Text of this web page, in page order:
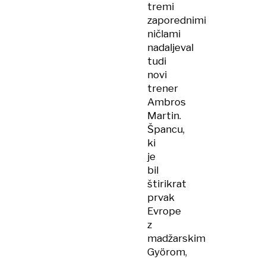
tremi
zaporednimi
ničlami
nadaljeval
tudi
novi
trener
Ambros
Martin.
Špancu,
ki
je
bil
štirikrat
prvak
Evrope
z
madžarskim
Györom,